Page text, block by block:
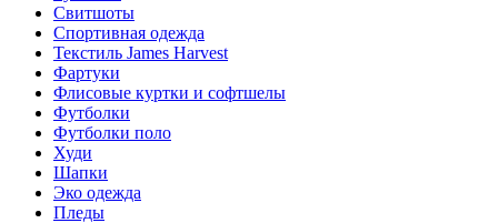
Свитшоты
Спортивная одежда
Текстиль James Harvest
Фартуки
Флисовые куртки и софтшелы
Футболки
Футболки поло
Худи
Шапки
Эко одежда
Пледы